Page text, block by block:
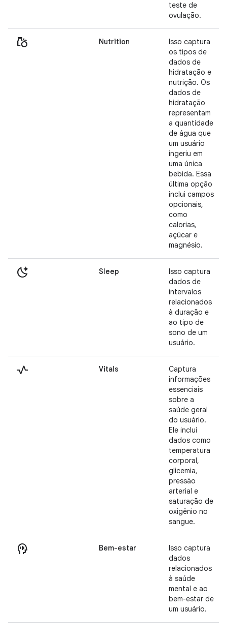
teste de
ovulação.
grocery Nutrition
Isso captura
os tipos de
dados de
hidratação e
nutrição. Os
dados de
hidratação
representam
a quantidade
de água que
um usuário
ingeriu em
uma única
bebida. Essa
última opção
inclui campos
opcionais,
como
calorias,
açúcar e
magnésio.
sleep_auto Sleep
Isso captura
dados de
intervalos
relacionados
à duração e
ao tipo de
sono de um
usuário.
vital_signs Vitals
Captura
informações
essenciais
sobre a
saúde geral
do usuário.
Ele inclui
dados como
temperatura
corporal,
glicemia,
pressão
arterial e
saturação de
oxigênio no
sangue.
mindfulness Bem-estar
Isso captura
dados
relacionados
à saúde
mental e ao
bem-estar de
um usuário.